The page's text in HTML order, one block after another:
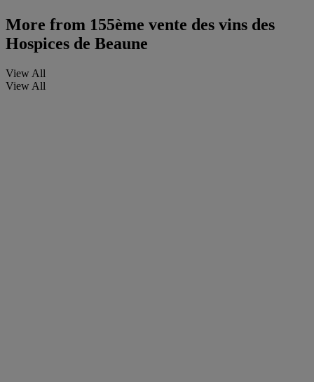
More from 155ème vente des vins des
Hospices de Beaune
View All
View All